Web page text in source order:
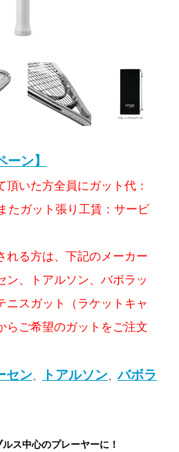
ーン】
いた方全員にガット代：
たガット張り工賃：サービ
れる方は、下記のメーカー
ン、トアルソン、バボラッ
ニスガット（ラケットキャ
らご希望のガットをご注文
セン、 トアルソン、バボラ
ス中心のプレーヤーに！